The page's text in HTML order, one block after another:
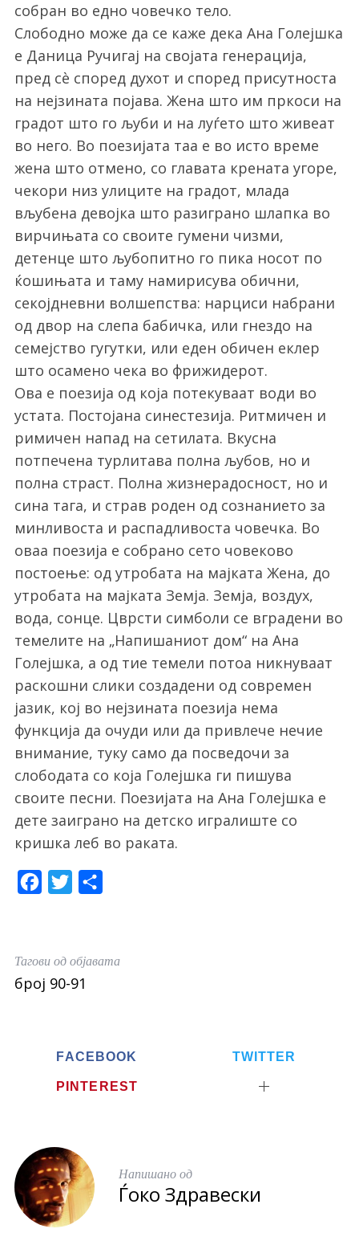
собран во едно човечко тело.
Слободно може да се каже дека Ана Голејшка
е Даница Ручигај на својата генерација,
пред сè според духот и според присутноста
на нејзината појава. Жена што им пркоси на
градот што го љуби и на луѓето што живеат
во него. Во поезијата таа е во исто време
жена што отмено, со главата крената угоре,
чекори низ улиците на градот, млада
вљубена девојка што разиграно шлапка во
вирчињата со своите гумени чизми,
детенце што љубопитно го пика носот по
ќошињата и таму намирисува обични,
секојдневни волшепства: нарциси набрани
од двор на слепа бабичка, или гнездо на
семејство гугутки, или еден обичен еклер
што осамено чека во фрижидерот.
Ова е поезија од која потекуваат води во
устата. Постојана синестезија. Ритмичен и
римичен напад на сетилата. Вкусна
потпечена турлитава полна љубов, но и
полна страст. Полна жизнерадосност, но и
сина тага, и страв роден од сознанието за
минливоста и распадливоста човечка. Во
оваа поезија е собрано сето човеково
постоење: од утробата на мајката Жена, до
утробата на мајката Земја. Земја, воздух,
вода, сонце. Цврсти симболи се вградени во
темелите на „Напишаниот дом“ на Ана
Голејшка, а од тие темели потоа никнуваат
раскошни слики создадени од современ
јазик, кој во нејзината поезија нема
функција да очуди или да привлече нечие
внимание, туку само да посведочи за
слободата со која Голејшка ги пишува
своите песни. Поезијата на Ана Голејшка е
дете заиграно на детско игралиште со
кришка леб во раката.
e
b
t
t
r
Тагови од објавата
број 90-91
FACEBOOK TWITTER
PINTEREST
Напишано од
Ѓоко Здравески